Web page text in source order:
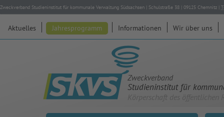
Zweckverband Studieninstitut für kommunale Verwaltung Südsachsen | Schulstraße 38 | 09125 Chemnitz |
Aktuelles Jahresprogramm Informationen Wir über uns
Zweckverband
Studieninstitut für
Körperschaft des öffentlichen